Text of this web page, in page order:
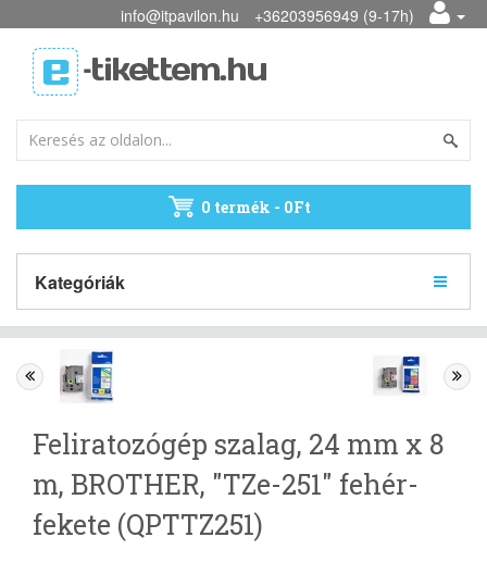
info@itpavilon.hu +36203956949 (9-17h)
0 termék - 0Ft
Kategóriák
Feliratozógép szalag, 24 mm x 8
m, BROTHER, "TZe-251" fehér-
fekete (QPTTZ251)